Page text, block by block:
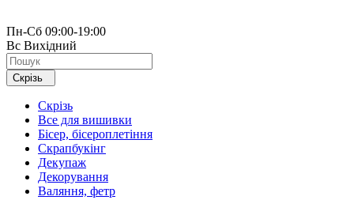
Пн-Сб 09:00-19:00
Вс Вихідний
Скрізь
Скрізь
Все для вишивки
Бісер, бісероплетіння
Скрапбукінг
Декупаж
Декорування
Валяння, фетр